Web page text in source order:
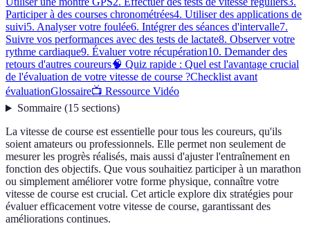
Participer à des courses chronométrées4. Utiliser des applications de
suivi5. Analyser votre foulée6. Intégrer des séances d'intervalle7.
Suivre vos performances avec des tests de lactate8. Observer votre
rythme cardiaque9. Évaluer votre récupération10. Demander des
retours d'autres coureurs🧠 Quiz rapide : Quel est l'avantage crucial
de l'évaluation de votre vitesse de course ?Checklist avant
évaluationGlossaire📺 Ressource Vidéo
Sommaire(15 sections)
La vitesse de course est essentielle pour tous les coureurs, qu'ils
soient amateurs ou professionnels. Elle permet non seulement de
mesurer les progrès réalisés, mais aussi d'ajuster l'entraînement en
fonction des objectifs. Que vous souhaitiez participer à un marathon
ou simplement améliorer votre forme physique, connaître votre
vitesse de course est crucial. Cet article explore dix stratégies pour
évaluer efficacement votre vitesse de course, garantissant des
améliorations continues.